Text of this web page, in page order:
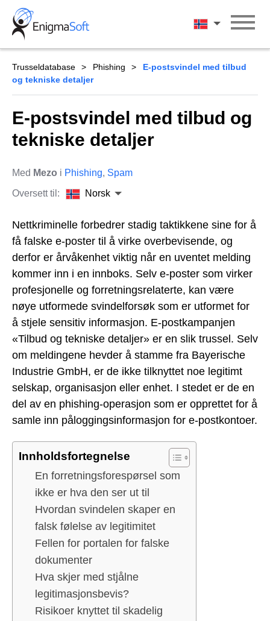
Skip
content
Norsk
Trusseldatabase Phishing
E-postsvindel med tilbud
og tekniske detaljer
E-postsvindel med tilbud og
tekniske detaljer
Med Mezo i Phishing, Spam
Oversett til:
Norsk
Nettkriminelle forbedrer stadig taktikkene sine for å
få falske e-poster til å virke overbevisende, og
derfor er årvåkenhet viktig når en uventet melding
kommer inn i en innboks. Selv e-poster som virker
profesjonelle og forretningsrelaterte, kan være
nøye utformede svindelforsøk som er utformet for
å stjele sensitiv informasjon. E-postkampanjen
«Tilbud og tekniske detaljer» er en slik trussel. Selv
om meldingene hevder å stamme fra Bayerische
Industrie GmbH, er de ikke tilknyttet noe legitimt
selskap, organisasjon eller enhet. I stedet er de en
del av en phishing-operasjon som er opprettet for å
samle inn påloggingsinformasjon for e-postkontoer.
Innholdsfortegnelse
En forretningsforespørsel som
ikke er hva den ser ut til
Hvordan svindelen skaper en
falsk følelse av legitimitet
Fellen for portalen for falske
dokumenter
Hva skjer med stjålne
legitimasjonsbevis?
Risikoer knyttet til skadelig